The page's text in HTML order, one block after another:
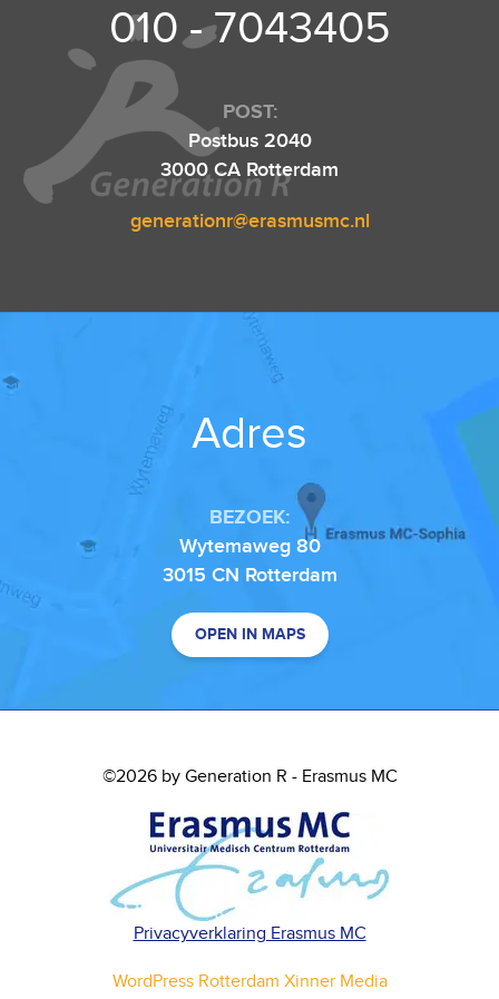
010 - 7043405
POST:
Postbus 2040
3000 CA Rotterdam
generationr@erasmusmc.nl
Adres
BEZOEK:
Wytemaweg 80
3015 CN Rotterdam
OPEN IN MAPS
©2026 by Generation R - Erasmus MC
Privacyverklaring Erasmus MC
WordPress Rotterdam Xinner Media